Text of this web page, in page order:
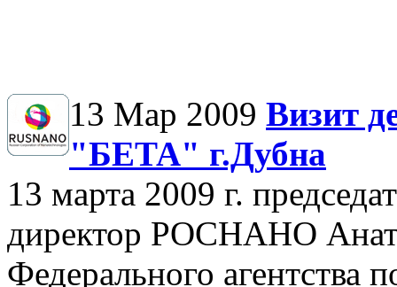
13 Мар 2009 Визит
"БЕТА" г.Дубна
13 марта 2009 г.
директор РОСНАНО
Федерального агентства